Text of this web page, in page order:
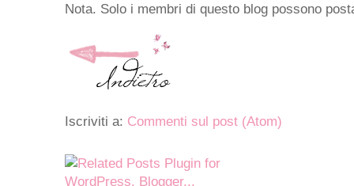
Nota. Solo i membri di questo blog possono
Iscriviti a: Commenti sul post (Atom)